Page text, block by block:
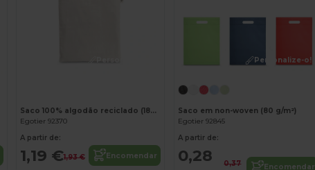
Saco 100% algodão reciclado (180 g/m²)
Egotier 92370
A partir de:
1,19 €1,93 € Encomendar
Personalize-o!
Saco em non-woven (80 g/m²)
Egotier 92845
A partir de:
0,28
0,37
Encomendar